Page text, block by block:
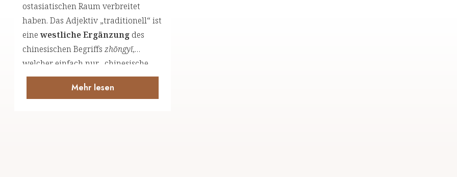
ostasiatischen Raum verbreitet
haben. Das Adjektiv „traditionell“ ist
eine westliche Ergänzung des
chinesischen Begriffs zhōngyī,
welcher einfach nur „chinesische
Medizin“ bedeutet. Auch die
Abkürzung TCM
Mehr lesen